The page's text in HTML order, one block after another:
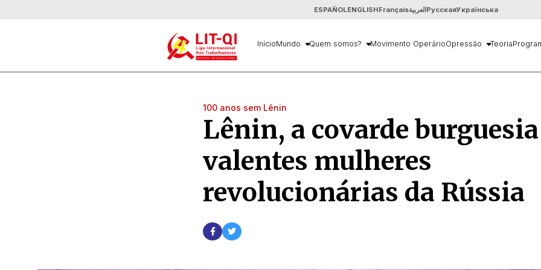
ESPAÑOLENGLISHFrançaisالعربيةРусскаяУкраїнська
InícioMundo Quem somos? Movimento OperárioOpressão Teoria
100 anos sem Lênin
Lênin, a covarde burguesia
valentes mulheres
revolucionárias da Rússia